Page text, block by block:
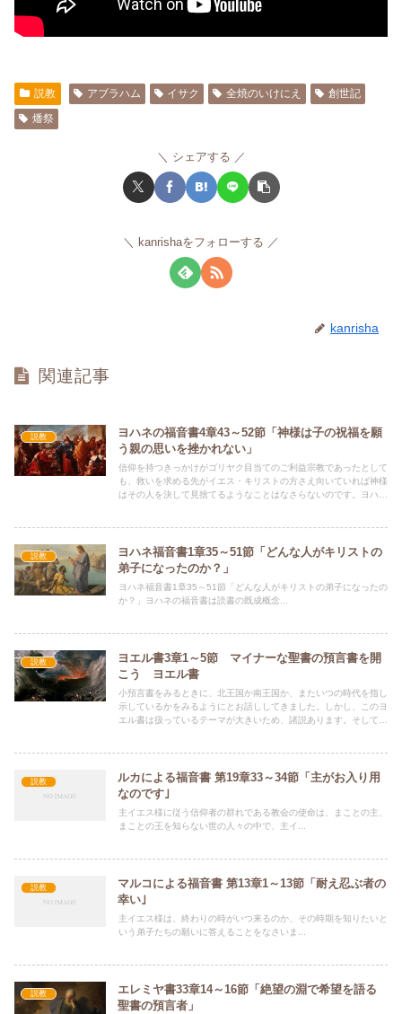
説教 アブラハム イサク 全焼のいけにえ
創世記
燔祭
シェアする
kanrishaをフォローする
kanrisha
関連記事
説教
ヨハネの福音書4章43～52節「神様は子の祝福を願
う親の思いを挫かれない」
信仰を持つきっかけがゴリヤク目当てのご利益宗教であったとして
も、救いを求める先がイエス・キリストの方さえ向いていれば神様
はその人を決して見捨てるようなことはなさらないのです。ヨハネ
説教
ヨハネ福音書1章35～51節「どんな人がキリストの
弟子になったのか？」
ヨハネ福音書1章35～51節「どんな人がキリストの弟子になったの
か？」ヨハネの福音書は読書の既成概念...
説教
ヨエル書3章1～5節 マイナーな聖書の預言書を開
こう ヨエル書
小預言書をみるときに、北王国か南王国か、またいつの時代を指し
示しているかをみるようにとお話ししてきました。しかし、このヨ
エル書は扱っているテーマが大きいため、諸説あります。そして、
それは過去出エジプト記の中でエジプトを襲った10の災いの８番
目を想起させるいつか来た道であることを伝えつつ、この警告への
応答として神の前への真摯な悔い改めをうながします。この蝗害は
未来におこる蝗のような軍隊の侵攻による滅びへの警告でもあり、
それこそまさに主の日であり、その主の日に対して真実な悔い改め
説教
ルカによる福音書 第19章33～34節「主がお入り用
なのです｣
主イエス様に従う信仰者の群れである教会の使命は、まことの主、
まことの王を知らない世の人々の中で、主イ...
説教
マルコによる福音書 第13章1～13節「耐え忍ぶ者の
幸い｣
主イエス様は、終わりの時がいつ来るのか、その時期を知りたいと
いう弟子たちの願いに答えることをなさいま...
説教
エレミヤ書33章14～16節「絶望の淵で希望を語る
聖書の預言者」